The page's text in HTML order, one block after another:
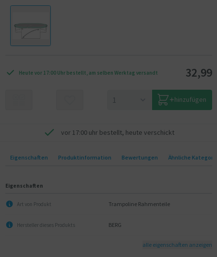
Heute vor 17:00 Uhr bestellt, am selben Werktag versandt 32,99
hinzufügen
vor 17:00 uhr bestellt, heute verschickt
Eigenschaften Produktinformation Bewertungen Ähnliche
Eigenschaften
Art von Produkt Trampoline Rahmenteile
Hersteller dieses Produkts BERG
alle eigenschaften anzeigen